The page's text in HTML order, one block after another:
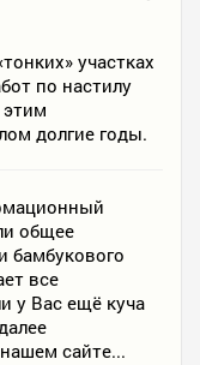
участках
по настилу
этим
долгие годы.
общее
бамбукового
все
у Вас ещё куча
сайте...